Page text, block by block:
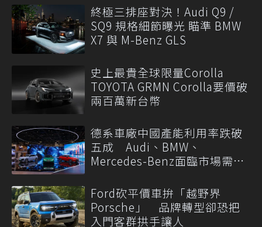
終極三排座對決！Audi Q9 /
SQ9 規格細節曝光 瞄準 BMW
X7 與 M-Benz GLS
史上最貴全球限量Corolla
TOYOTA GRMN Corolla要價破
兩百萬新台幣
德系車廠中國產能利用率跌破
五成 Audi、BMW、
Mercedes-Benz面臨市場需求
Ford砍平價車拚「越野界
Porsche」 品牌轉型卻恐把
入門客群拱手讓人